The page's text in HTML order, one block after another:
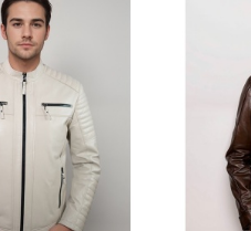
EKLE
İNCELE